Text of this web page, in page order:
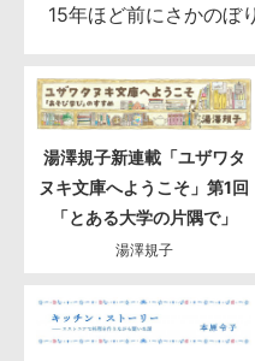
15年ほど前にさかのぼ
湯澤規子新連載「ユザワタ
ヌキ文庫へようこそ」第1回
「とある大学の片隅で」
湯澤規子